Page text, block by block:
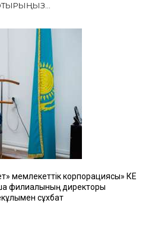
мемлекеттік корпорациясы» КЕ
филиалының директоры
сұхбат